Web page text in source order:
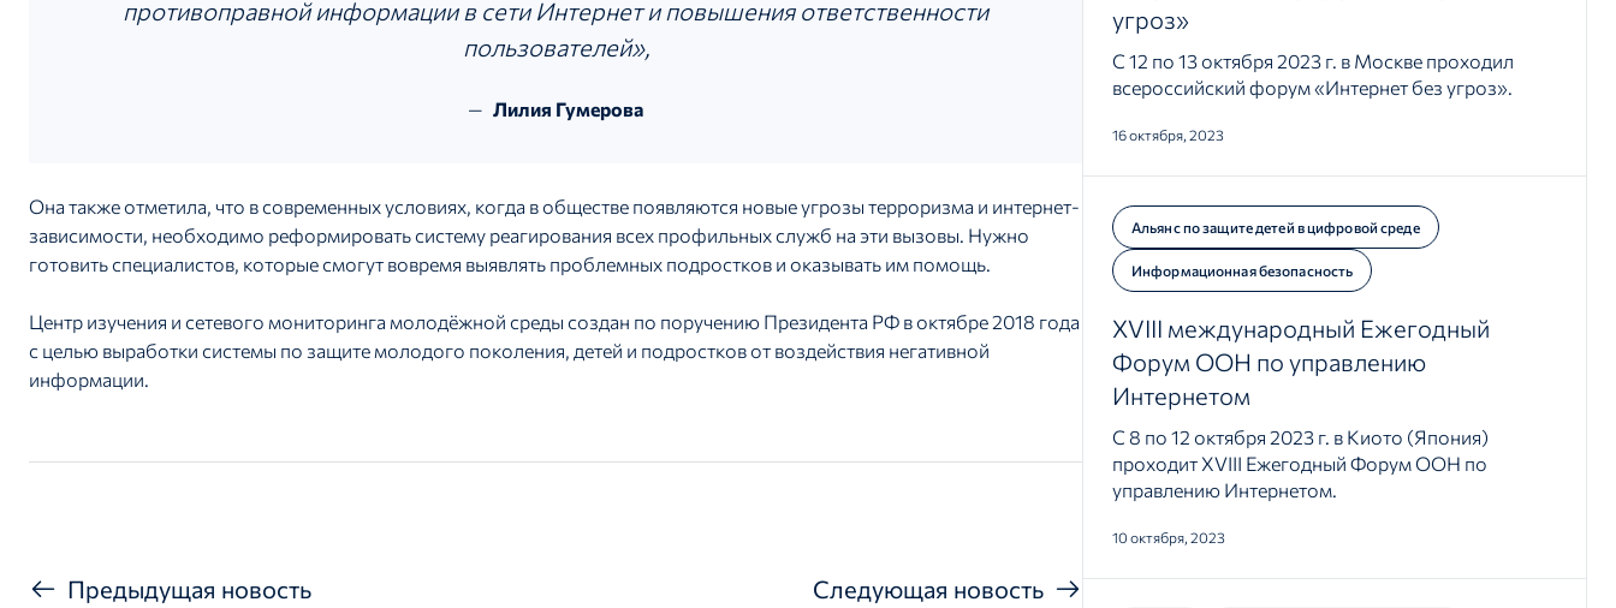
противоправной информации в сети Интернет и повышения ответственности
пользователей»,
Лилия Гумерова
Она также отметила, что в современных условиях, когда в обществе появляются новые угрозы терроризма и интернет-
зависимости, необходимо реформировать систему реагирования всех профильных служб на эти вызовы. Нужно
готовить специалистов, которые смогут вовремя выявлять проблемных подростков и оказывать им помощь.
Центр изучения и сетевого мониторинга молодёжной среды создан по поручению Президента РФ в октябре 2018 года
с целью выработки системы по защите молодого поколения, детей и подростков от воздействия негативной
информации.
Предыдущая новость Следующая новость
угроз»
С 12 по 13 октября 2023 г. в Москве проходил
всероссийский форум «Интернет без угроз».
16 октября, 2023
Альянс по защите детей в цифровой среде
Информационная безопасность
XVIII международный Ежегодный
Форум OOH по управлению
Интернетом
С 8 по 12 октября 2023 г. в Киото (Япония)
проходит XVIII Ежегодный Форум OOH по
управлению Интернетом.
10 октября, 2023